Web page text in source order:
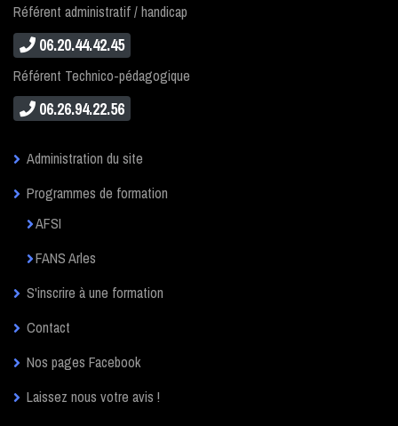
Référent administratif / handicap
06.20.44.42.45
Référent Technico-pédagogique
06.26.94.22.56
Administration du site
Programmes de formation
AFSI
FANS Arles
S'inscrire à une formation
Contact
Nos pages Facebook
Laissez nous votre avis !